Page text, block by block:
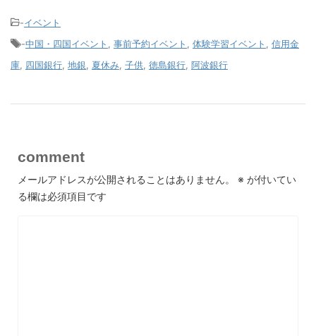
-イベント
-中国・四国イベント 事前予約イベント 体験学習イベント
信用金
庫 四国銀行 地銀 夏休み 子供 徳島銀行 阿波銀行
comment
メールアドレスが公開されることはありません。 ※ が付いてい
る欄は必須項目です